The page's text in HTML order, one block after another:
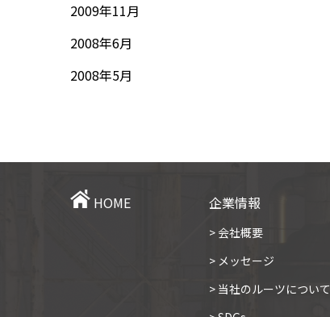
2009年11月
2008年6月
2008年5月
HOME 企業情報
> 会社概要
> メッセージ
> 当社のルーツについて